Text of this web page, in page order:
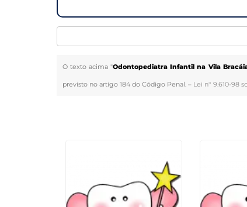
O texto acima "Odontopediatra Infantil na Vila
previsto no artigo 184 do Código Penal. – Lei n° 9.610-98